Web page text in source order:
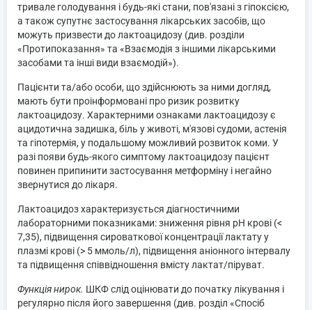
тривале голодування і будь-які стани, пов'язані з гіпоксією,
а також супутнє застосування лікарських засобів, що
можуть призвести до лактоацидозу (див. розділи
«Протипоказання» та «Взаємодія з іншими лікарськими
засобами та інші види взаємодій»).
Пацієнти та/або особи, що здійснюють за ними догляд,
мають бути проінформовані про ризик розвитку
лактоацидозу. Характерними ознаками лактоацидозу є
ацидотична задишка, біль у животі, м'язові судоми, астенія
та гіпотермія, у подальшому можливий розвиток коми. У
разі появи будь-якого симптому лактоацидозу пацієнт
повинен припинити застосування метформіну і негайно
звернутися до лікаря.
Лактоацидоз характеризується діагностичними
лабораторними показниками: зниження рівня рН крові (<
7,35), підвищення сироваткової концентрації лактату у
плазмі крові (> 5 ммоль/л), підвищення аніонного інтервалу
та підвищення співвідношення вмісту лактат/піруват.
Функція нирок. ШКФ слід оцінювати до початку лікування і
регулярно після його завершення (див. розділ «Спосіб